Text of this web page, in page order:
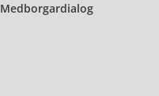
Medborgardialog